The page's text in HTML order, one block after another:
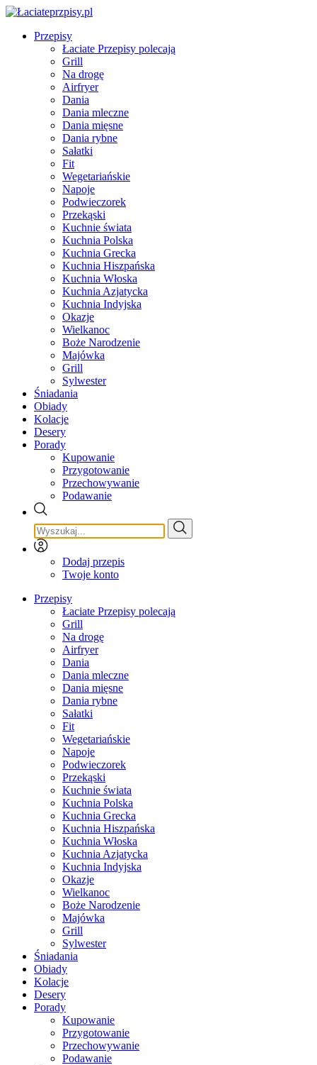
Przepisy
Łaciate Przepisy polecają
Grill
Na drogę
Airfryer
Dania
Dania mleczne
Dania mięsne
Dania rybne
Sałatki
Fit
Wegetariańskie
Napoje
Podwieczorek
Przekąski
Kuchnie świata
Kuchnia Polska
Kuchnia Grecka
Kuchnia Hiszpańska
Kuchnia Włoska
Kuchnia Azjatycka
Kuchnia Indyjska
Okazje
Wielkanoc
Boże Narodzenie
Majówka
Grill
Sylwester
Śniadania
Obiady
Kolacje
Desery
Porady
Kupowanie
Przygotowanie
Przechowywanie
Podawanie
Dodaj przepis
Twoje konto
Przepisy
Łaciate Przepisy polecają
Grill
Na drogę
Airfryer
Dania
Dania mleczne
Dania mięsne
Dania rybne
Sałatki
Fit
Wegetariańskie
Napoje
Podwieczorek
Przekąski
Kuchnie świata
Kuchnia Polska
Kuchnia Grecka
Kuchnia Hiszpańska
Kuchnia Włoska
Kuchnia Azjatycka
Kuchnia Indyjska
Okazje
Wielkanoc
Boże Narodzenie
Majówka
Grill
Sylwester
Śniadania
Obiady
Kolacje
Desery
Porady
Kupowanie
Przygotowanie
Przechowywanie
Podawanie